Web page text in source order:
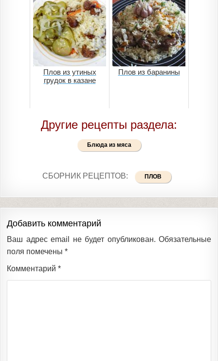
Плов из утиных
грудок в казане
Плов из баранины
Другие рецепты раздела:
Блюда из мяса
СБОРНИК РЕЦЕПТОВ: ПЛОВ
Добавить комментарий
Ваш адрес email не будет опубликован. Обязательные
поля помечены *
Комментарий *